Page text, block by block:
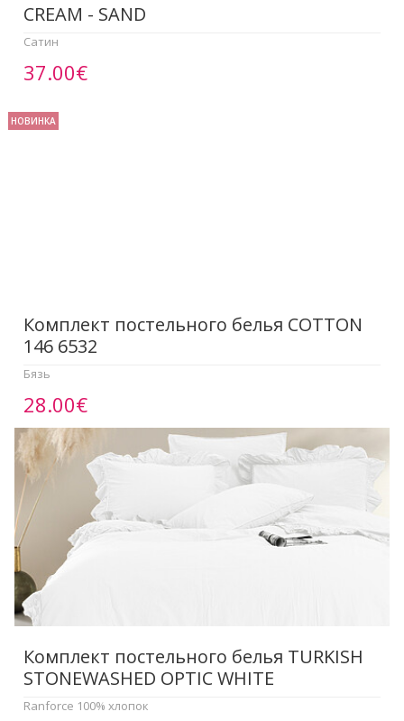
CREAM - SAND
Сатин
37.00€
НОВИНКА
Комплект постельного белья COTTON
146 6532
Бязь
28.00€
Комплект постельного белья TURKISH
STONEWASHED OPTIC WHITE
Ranforce 100% хлопок